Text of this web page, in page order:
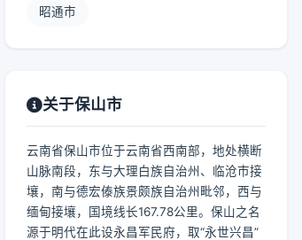
昭通市
关于保山市
云南省保山市位于云南省西南部，地处横断
山脉南段，东与大理白族自治州、临沧市接
壤，南与德宏傣族景颇族自治州毗邻，西与
缅甸接壤，国境线长167.78公里。保山之名
源于明代在此设永昌军民府，取“永世兴昌”